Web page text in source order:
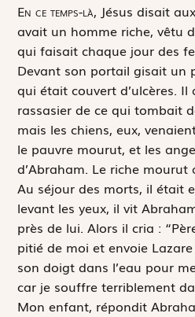
En ce temps-là, Jésus disait
avait un homme riche, vêtu
qui faisait chaque jour des
Devant son portail gisait un
qui était couvert d’ulcères.
rassasier de ce qui tombait
mais les chiens, eux,
le pauvre mourut, et les
d’Abraham. Le riche mourut
Au séjour des morts, il était
levant les yeux, il vit
près de lui. Alors il cria :
pitié de moi et envoie
son doigt dans l’eau pour
car je souffre terriblement
Mon enfant, répondit